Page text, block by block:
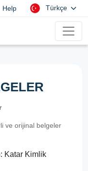
Help Türkçe
ve orijinal belgeler
Katar Kimlik